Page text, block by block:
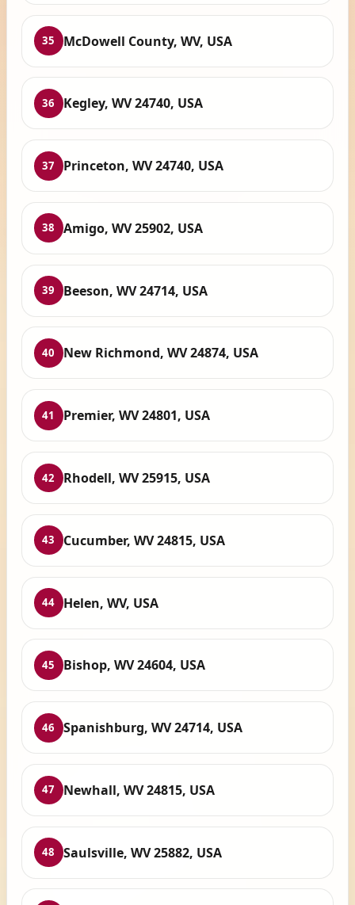
35 McDowell County, WV, USA
36 Kegley, WV 24740, USA
37 Princeton, WV 24740, USA
38 Amigo, WV 25902, USA
39 Beeson, WV 24714, USA
40 New Richmond, WV 24874, USA
41 Premier, WV 24801, USA
42 Rhodell, WV 25915, USA
43 Cucumber, WV 24815, USA
44 Helen, WV, USA
45 Bishop, WV 24604, USA
46 Spanishburg, WV 24714, USA
47 Newhall, WV 24815, USA
48 Saulsville, WV 25882, USA